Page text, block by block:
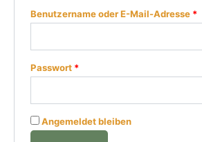
Benutzername oder E-Mail-Adresse *
Passwort *
Angemeldet bleiben